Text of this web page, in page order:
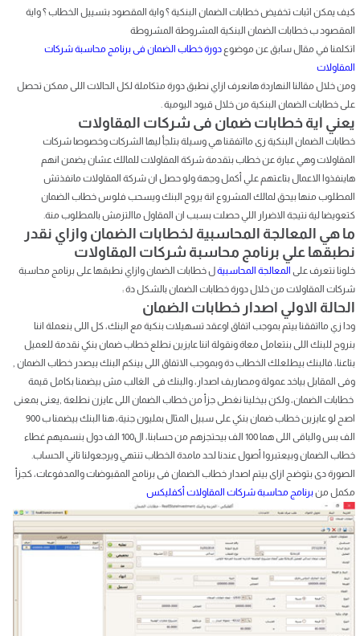
كيف يمكن اثبات تخفيض خطابات الضمان البنكية ؟ واية المقصود بتسييل الخطاب ؟ واية
المقصود ب خطابات الضمان البنكية المشروطة المشروطة
اتكلمنا في مقال سابق عن موضوع دورة خطاب الضمان فى برنامج محاسبة شركات
المقاولات
ومن خلال مقالنا النهاردة هانعرف ازاي نطبق دورة متكاملة لكل الحالات اللى ممكن تحصل
على خطابات الضمان البنكية من خلال قيود اليومية .
يعني اية خطابات ضمان فى شركات المقاولات
خطابات الضمان البنكية زى مااتفقنا هي وسيلة بتلجأ ليها الشركات وخصوصا شركات
المقاولات وهي عبارة عن خطاب بتقدمة شركة المقاولات للمالك عشان يضمن انهم
هاينفذوا الاعمال بتاعتهم علي أكمل وجهة ولو حصل ان شركة المقاولات مانفذتش
المطلوب منها بيحق لمالك المشروع انة يروح البنك ويسحب فلوس خطاب الضمان
كتعويضا لية نتيجة الاضرار اللي حصلت بسبب ان المقاول ماالتزمش بالمطلوب منة.
ما هي المعالجة المحاسبية لخطابات الضمان وازاي نقدر
نطبقها علي برنامج محاسبة شركات المقاولات
خلونا نتعرف على المعالجة المحاسبيةل خطابات الضمان وازاي نطبقها على برنامج محاسبة
شركات المقاولات من خلال دورة خطابات الضمان بالشكل دة :
الحالة الاولي اصدار خطابات الضمان
ودا زي مااتفقنا بيتم بموجب اتفاق اوعقد تسهيلات بنكية مع البنك، كل اللى بنعملة اننا
بنروح للبنك اللى بنتعامل معاة ونقولة اننا عايزين نطلع خطاب ضمان بنكي نقدمة للعميل
بتاعنا، فالبنك بيطلعلك الخطاب دة وبموجب الاتفاق اللى بينكم البنك بيصدر خطاب الضمان ,
وفى المقابل بياخد عمولة ومصاريف اصدار، والبنك فى الغالب مش بيضمنا بكامل قيمة
خطابات الضمان، ولكن بيخلينا نغطى جزأ من خطاب الضمان اللى عايزن نطلعة ,يعنى بمعنى
اصح لو عايزين خطاب ضمان بنكي على سبيل المثال بمليون جنية، هنا البنك بيضمنا ب 900
الف بس والباقى اللى هما 100 الف بيحتجزهم من حسابنا، ال100 الف دول بنسميهم غطاء
خطاب الضمان وبيعتبروا أصول عندنا لحد مامدة الخطاب تنتهي ويرجعولنا تاني الحساب.
الصورة دى بتوضح ازاى بيتم اصدار خطاب الضمان فى برنامج المقبوضات والمدفوعات، كجزأ
مكمل منبرنامج محاسبة شركات المقاولات أكفليكس